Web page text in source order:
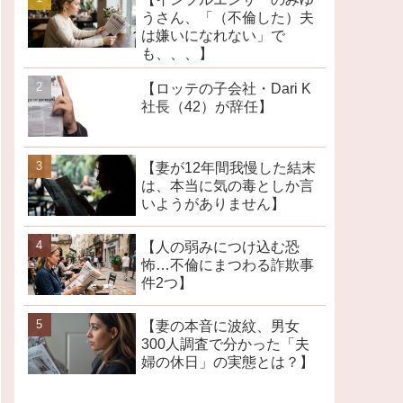
うさん、「（不倫した）夫
は嫌いになれない」で
も、、、】
【ロッテの子会社・Dari K
社長（42）が辞任】
【妻が12年間我慢した結末
は、本当に気の毒としか言
いようがありません】
【人の弱みにつけ込む恐
怖…不倫にまつわる詐欺事
件2つ】
【妻の本音に波紋、男女
300人調査で分かった「夫
婦の休日」の実態とは？】